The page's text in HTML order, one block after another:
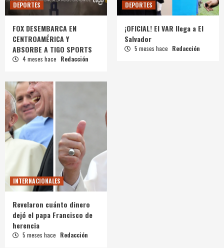
DEPORTES
FOX DESEMBARCA EN
CENTROAMÉRICA Y
ABSORBE A TIGO SPORTS
4 meses hace Redacción
DEPORTES
¡OFICIAL! El VAR llega a El
Salvador
5 meses hace Redacción
INTERNACIONALES
Revelaron cuánto dinero
dejó el papa Francisco de
herencia
5 meses hace Redacción